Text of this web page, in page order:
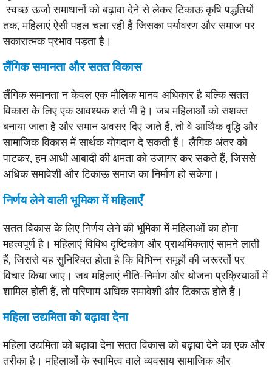
स्वच्छ ऊर्जा समाधानों को बढ़ावा देने से लेकर टिकाऊ कृषि पद्धतियों
तक, महिलाएं ऐसी पहल चला रही हैं जिसका पर्यावरण और समाज पर
सकारात्मक प्रभाव पड़ता है।
लैंगिक समानता और सतत विकास
लैंगिक समानता न केवल एक मौलिक मानव अधिकार है बल्कि सतत
विकास के लिए एक आवश्यक शर्त भी है। जब महिलाओं को सशक्त
बनाया जाता है और समान अवसर दिए जाते हैं, तो वे आर्थिक वृद्धि और
सामाजिक विकास में सार्थक योगदान दे सकती हैं। लैंगिक अंतर को
पाटकर, हम आधी आबादी की क्षमता को उजागर कर सकते हैं, जिससे
अधिक समावेशी और टिकाऊ समाज का निर्माण हो सकेगा।
निर्णय लेने वाली भूमिका में महिलाएँ
सतत विकास के लिए निर्णय लेने की भूमिका में महिलाओं का होना
महत्वपूर्ण है। महिलाएं विविध दृष्टिकोण और प्राथमिकताएं सामने लाती
हैं, जिससे यह सुनिश्चित होता है कि विभिन्न समूहों की जरूरतों पर
विचार किया जाए। जब महिलाएं नीति-निर्माण और योजना प्रक्रियाओं में
शामिल होती हैं, तो परिणाम अधिक समावेशी और टिकाऊ होते हैं।
महिला उद्यमिता को बढ़ावा देना
महिला उद्यमिता को बढ़ावा देना सतत विकास को बढ़ावा देने का एक और
तरीका है। महिलाओं के स्वामित्व वाले व्यवसाय सामाजिक और